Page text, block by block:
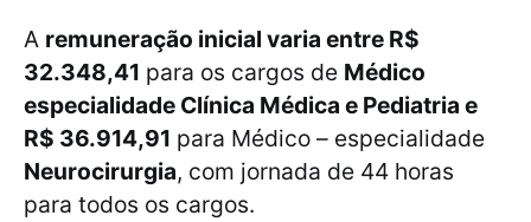
A remuneração inicial varia entre R$
32.348,41 para os cargos de Médico
especialidade Clínica Médica e Pediatria e
R$ 36.914,91 para Médico – especialidade
Neurocirurgia, com jornada de 44 horas
para todos os cargos.